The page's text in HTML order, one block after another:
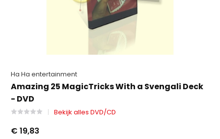
Ha Ha entertainment
Amazing 25 MagicTricks With a Svengali Deck
- DVD
Bekijk alles DVD/CD
€ 19,83